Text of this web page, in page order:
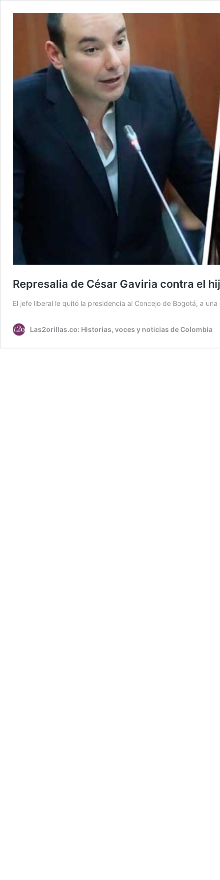
Represalia de César Gaviria contra el
El jefe liberal le quitó la presidencia al Concejo de Bogotá, a
Las2orillas.co: Historias, voces y noticias de Colombia